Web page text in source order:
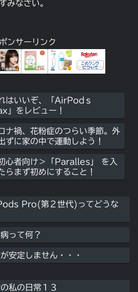
みなさい。
ンサーリンク
はいいぞ、「AirPodｓ
」をレビュー！
ナ禍、花粉症のつらい季節。外
ずに家の中で運動しよう！
心者向け＞「Paralles」 を入
らまず初めにすること！
Pro(第２世代)ってどうな
病って何？
安定しません・・・
私の日常１３